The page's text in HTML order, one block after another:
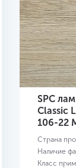
SPC
Classic
106-22
Страна
Наличие
Класс